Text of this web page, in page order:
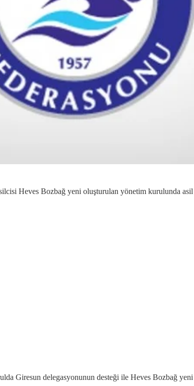
Heves Bozbağ yeni oluşturulan yönetim kurulunda asil
Giresun delegasyonunun desteği ile Heves Bozbağ